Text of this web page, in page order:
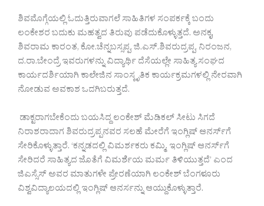
ಶಿವಮೊಗ್ಗೆಯಲ್ಲಿ ಓದುತ್ತಿರುವಾಗಲೆ ಸಾಹಿತಿಗಳ ಸಂಪರ್ಕಕ್ಕೆ ಬಂದು
ಲಂಕೇಶರ ಬದುಕು ಮಹತ್ವದ ತಿರುವು ಪಡೆದುಕೊಳ್ಳುತ್ತದೆ. ಅನಕೃ,
ಶಿವರಾಮ ಕಾರಂತ, ಕೋ.ಚೆನ್ನಬಸ್ಸಪ್ಪ, ಜಿ.ಎಸ್.ಶಿವರುದ್ರಪ್ಪ, ನಿರಂಜನ,
ದ.ರಾ.ಬೇಂದ್ರೆ ಇವರುಗಳನ್ನು ವಿದ್ಯಾರ್ಥಿ ದೆಸೆಯಲ್ಲೇ ಸಾಹಿತ್ಯ ಸಂಘದ
ಕಾರ್ಯದರ್ಶಿಯಾಗಿ ಕಾಲೇಜಿನ ಸಾಂಸ್ಕೃತಿಕ ಕಾರ್ಯಕ್ರಮಗಳಲ್ಲಿ ನೇರವಾಗಿ
ನೋಡುವ ಅವಕಾಶ ಒದಗಿಬರುತ್ತದೆ.
ಡಾಕ್ಟರಾಗಬೇಕೆಂದು ಬಯಸಿದ್ದ ಲಂಕೇಶ್ ಮೆಡಿಕಲ್ ಸೀಟು ಸಿಗದೆ
ನಿರಾಶರಾದಾಗ ಶಿವರುದ್ರಪ್ಪನವರ ಸಲಹೆ ಮೇರೆಗೆ ಇಂಗ್ಲಿಷ್ ಆನರ್ಸ್‍ಗೆ
ಸೇರಿಕೊಳ್ಳುತ್ತಾರೆ. ‘ಕನ್ನಡದಲ್ಲಿ ವಿಮರ್ಶಕರು ಕಮ್ಮಿ. ಇಂಗ್ಲಿಷ್ ಆನರ್ಸ್‍ಗೆ
ಸೇರಿದರೆ ಸಾಹಿತ್ಯದ ಜೊತೆಗೆ ವಿಮರ್ಶೆಯ ಮರ್ಮ ತಿಳಿಯುತ್ತದೆ’ ಎಂದ
ಜಿಎಸ್ಸೆಸ್ ಅವರ ಮಾತುಗಳೇ ಪ್ರೇರಣೆಯಾಗಿ ಲಂಕೇಶ್ ಬೆಂಗಳೂರು
ವಿಶ್ವವಿದ್ಯಾಲಯದಲ್ಲಿ ಇಂಗ್ಲಿಷ್ ಆನರ್ಸನ್ನು ಆಯ್ದುಕೊಳ್ಳುತ್ತಾರೆ.